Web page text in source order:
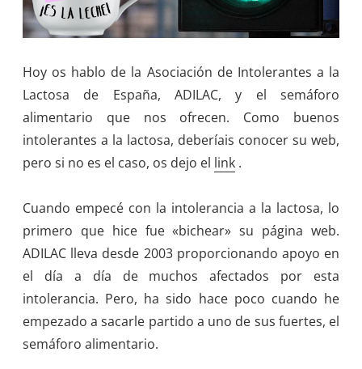
Hoy os hablo de la Asociación de Intolerantes a la
Lactosa de España, ADILAC, y el semáforo
alimentario que nos ofrecen. Como buenos
intolerantes a la lactosa, deberíais conocer su web,
pero si no es el caso, os dejo el link .
Cuando empecé con la intolerancia a la lactosa, lo
primero que hice fue «bichear» su página web.
ADILAC lleva desde 2003 proporcionando apoyo en
el día a día de muchos afectados por esta
intolerancia. Pero, ha sido hace poco cuando he
empezado a sacarle partido a uno de sus fuertes, el
semáforo alimentario.